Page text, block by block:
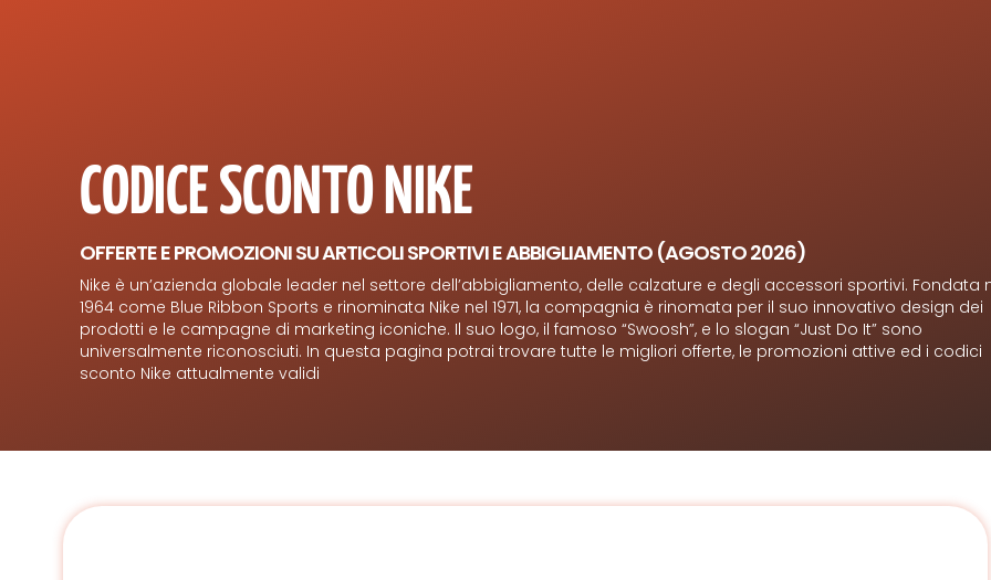
CODICE SCONTO NIKE
OFFERTE E PROMOZIONI SU ARTICOLI SPORTIVI E ABBIGLIAMENTO (AGOSTO 2026)
Nike è un’azienda globale leader nel settore dell’abbigliamento, delle calzature e degli accessori sportivi. Fondata
1964 come Blue Ribbon Sports e rinominata Nike nel 1971, la compagnia è rinomata per il suo innovativo design dei
prodotti e le campagne di marketing iconiche. Il suo logo, il famoso “Swoosh”, e lo slogan “Just Do It” sono
universalmente riconosciuti. In questa pagina potrai trovare tutte le migliori offerte, le promozioni attive ed i codici
sconto Nike attualmente validi